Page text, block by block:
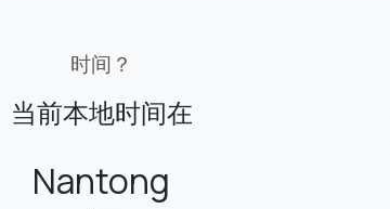
时间？
当前本地时间在
Nantong